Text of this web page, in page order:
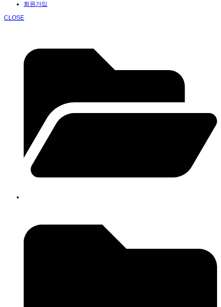
회원가입
CLOSE